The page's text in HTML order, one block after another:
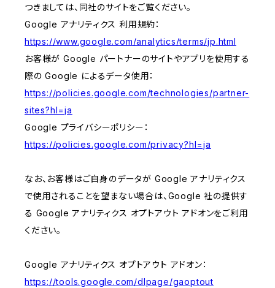
つきましては、同社のサイトをご覧ください。
Google アナリティクス 利用規約：
https://www.google.com/analytics/terms/jp.html
お客様が Google パートナーのサイトやアプリを使用する
際の Google によるデータ使用：
https://policies.google.com/technologies/partner-
sites?hl=ja
Google プライバシーポリシー：
https://policies.google.com/privacy?hl=ja
なお、お客様はご自身のデータが Google アナリティクス
で使用されることを望まない場合は、Google 社の提供す
る Google アナリティクス オプトアウト アドオンをご利用
ください。
Google アナリティクス オプトアウト アドオン：
https://tools.google.com/dlpage/gaoptout